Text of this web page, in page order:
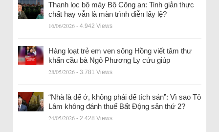
Thanh lọc bộ máy Bộ Công an: Tinh giản thực
chất hay vẫn là màn trình diễn lấy lệ?
16/06/2026 - 4.942 Views
Hàng loạt trẻ em ven sông Hồng viết tâm thư
khẩn cầu bà Ngô Phương Ly cứu giúp
28/05/2026 - 3.781 Views
“Nhà là để ở, không phải để tích sản”: Vì sao Tô
Lâm không đánh thuế Bất Động sản thứ 2?
24/05/2026 - 2.428 Views